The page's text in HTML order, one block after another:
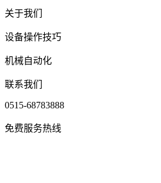
关于我们
设备操作技巧
机械自动化
联系我们
0515-68783888
免费服务热线